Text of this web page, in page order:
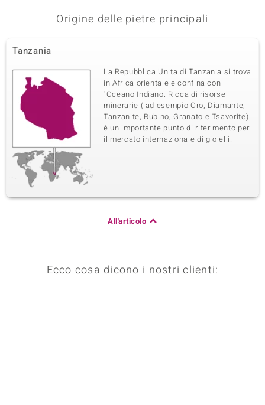
Terza pietra preziosa
Zircone
Somma del peso in carati
0,104 ct
Taglio
Taglio rotondo
Montatura
Incastonatura a castone
Origine
Cambogia
Origine delle pietre principali
Tanzania
La Repubblica Unita di Tanzania si trova
in Africa orientale e confina con l
´Oceano Indiano. Ricca di risorse
minerarie ( ad esempio Oro, Diamante,
Tanzanite, Rubino, Granato e Tsavorite)
é un importante punto di riferimento per
il mercato internazionale di gioielli.
All'articolo
Ecco cosa dicono i nostri clienti: